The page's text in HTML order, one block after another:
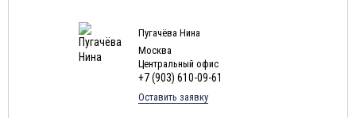
Пугачёва Нина
Москва
Центральный офис
+7 (903) 610-09-61
Оставить заявку